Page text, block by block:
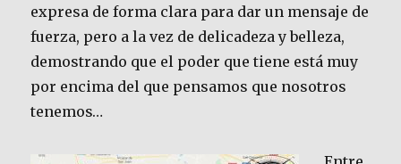
expresa de forma clara para dar un mensaje de
fuerza, pero a la vez de delicadeza y belleza,
demostrando que el poder que tiene está muy
por encima del que pensamos que nosotros
tenemos…